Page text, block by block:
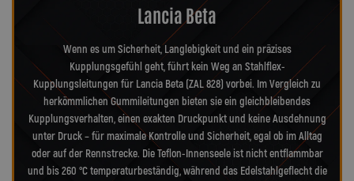
Lancia Beta
Wenn es um Sicherheit, Langlebigkeit und ein präzises
Kupplungsgefühl geht, führt kein Weg an Stahlflex-
Kupplungsleitungen für Lancia Beta (ZAL 828) vorbei. Im Vergleich zu
herkömmlichen Gummileitungen bieten sie ein gleichbleibendes
Kupplungsverhalten, einen exakten Druckpunkt und keine Ausdehnung
unter Druck – für maximale Kontrolle und Sicherheit, egal ob im Alltag
oder auf der Rennstrecke. Die Teflon-Innenseele ist nicht entflammbar
und bis 260 °C temperaturbeständig, während das Edelstahlgeflecht die